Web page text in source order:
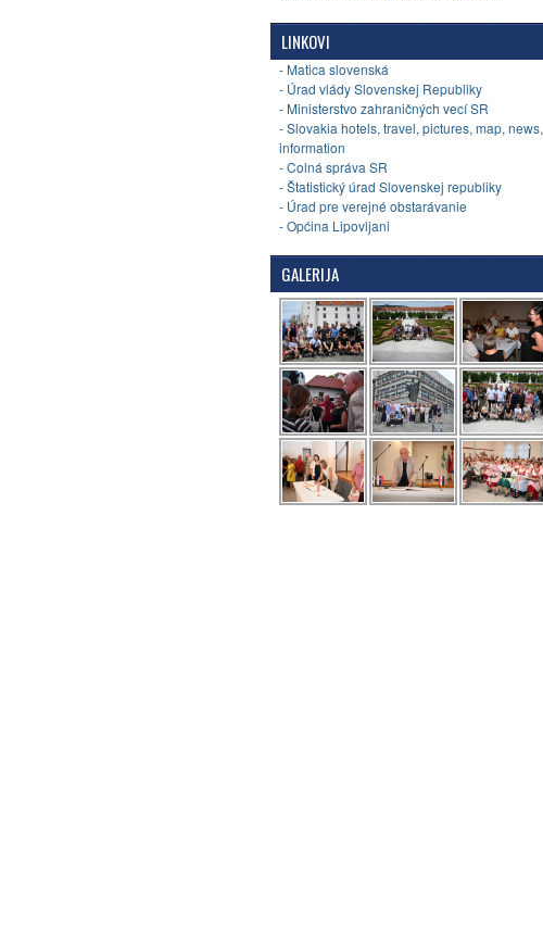
LINKOVI
- Matica slovenská
- Úrad vlády Slovenskej Republiky
- Ministerstvo zahraničných vecí SR
- Slovakia hotels, travel, pictures, map, news,
information
- Colná správa SR
- Štatistický úrad Slovenskej republiky
- Úrad pre verejné obstarávanie
- Općina Lipovljani
GALERIJA